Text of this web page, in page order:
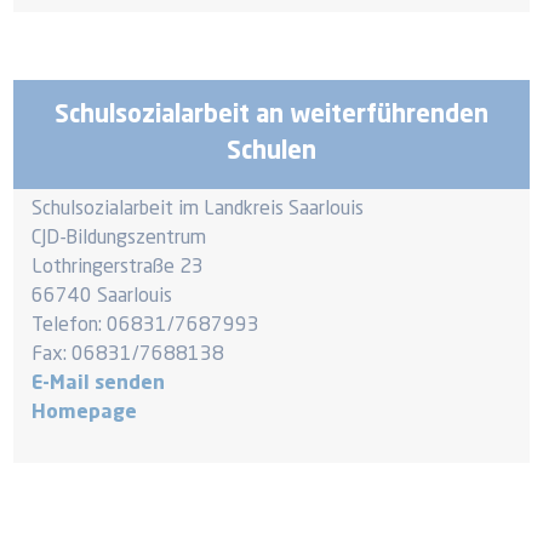
Schulsozialarbeit an weiterführenden
Schulen
Schulsozialarbeit im Landkreis Saarlouis
CJD-Bildungszentrum
Lothringerstraße 23
66740 Saarlouis
Telefon: 06831/7687993
Fax: 06831/7688138
E-Mail senden
Homepage